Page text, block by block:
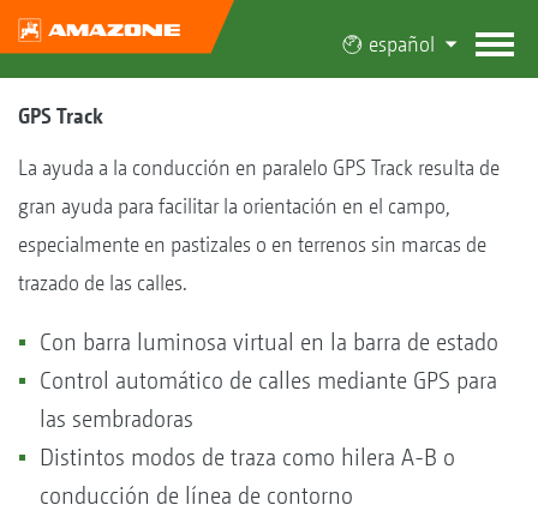
español
GPS Track
La ayuda a la conducción en paralelo GPS Track resulta de
gran ayuda para facilitar la orientación en el campo,
especialmente en pastizales o en terrenos sin marcas de
trazado de las calles.
Con barra luminosa virtual en la barra de estado
Control automático de calles mediante GPS para
las sembradoras
Distintos modos de traza como hilera A-B o
conducción de línea de contorno